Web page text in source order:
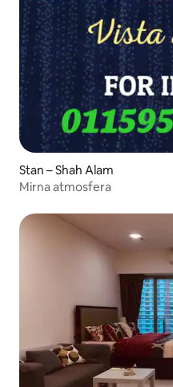
Stan – Shah Alam
Mirna atmosfera